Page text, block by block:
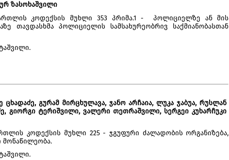
ზასოხაშვილი
კოდექსის მუხლი 353 პრიმა.1 -  პოლიციელზე ან მის
თავდასხმა პოლიციელის სამსახურეობრივ საქმიანობასთან
ცხადაძე, გურამ მირცხულავა, ჯანო არჩაია, ლუკა ჯაბუა, რუსლან
გიორგი ტერიშვილი, ვალერი თეთრაშვილი, სერგეი კუხარჩუკი
კოდექსის მუხლი 225 - ჯგუფური ძალადობის ორგანიზება,
მონაწილეობა.